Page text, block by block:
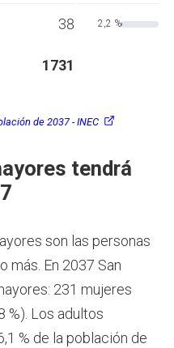
38 2,2 %
1731
de 2037 - INEC
tendrá
son las personas
más. En 2037 San
231 mujeres
%). Los adultos
% de la población de